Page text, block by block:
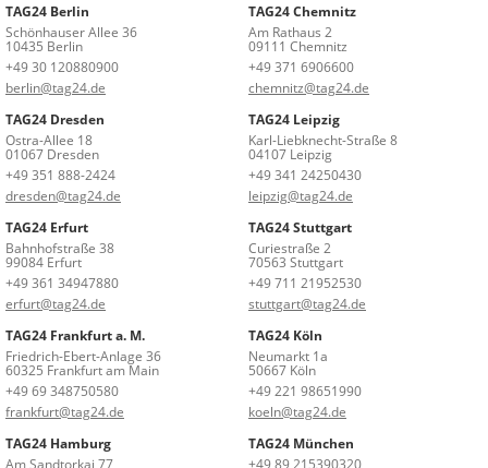
TAG24 Berlin
Schönhauser Allee 36
10435 Berlin
+49 30 120880900
berlin@tag24.de
TAG24 Chemnitz
Am Rathaus 2
09111 Chemnitz
+49 371 6906600
chemnitz@tag24.de
TAG24 Dresden
Ostra-Allee 18
01067 Dresden
+49 351 888-2424
dresden@tag24.de
TAG24 Leipzig
Karl-Liebknecht-Straße 8
04107 Leipzig
+49 341 24250430
leipzig@tag24.de
TAG24 Erfurt
Bahnhofstraße 38
99084 Erfurt
+49 361 34947880
erfurt@tag24.de
TAG24 Stuttgart
Curiestraße 2
70563 Stuttgart
+49 711 21952530
stuttgart@tag24.de
TAG24 Frankfurt a. M.
Friedrich-Ebert-Anlage 36
60325 Frankfurt am Main
+49 69 348750580
frankfurt@tag24.de
TAG24 Köln
Neumarkt 1a
50667 Köln
+49 221 98651990
koeln@tag24.de
TAG24 Hamburg
TAG24 München